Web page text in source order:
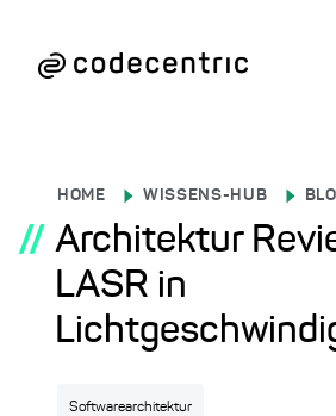
HOME WISSENS-HUB
// Architektur
LASR in
Softwarearchitektur